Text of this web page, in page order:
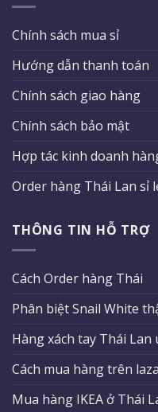
Chính sách mua sỉ
Hướng dẫn thanh toán
Chính sách giao hàng
Chính sách bảo mật
Hợp tác kinh doanh
Order hàng Thái Lan sỉ
THÔNG TIN HỖ TRỢ
Cách Order hàng Thái
Phân biệt Snail White
Hàng xách tay Thái
Cách mua hàng trên
Mua hàng IKEA ở Thái